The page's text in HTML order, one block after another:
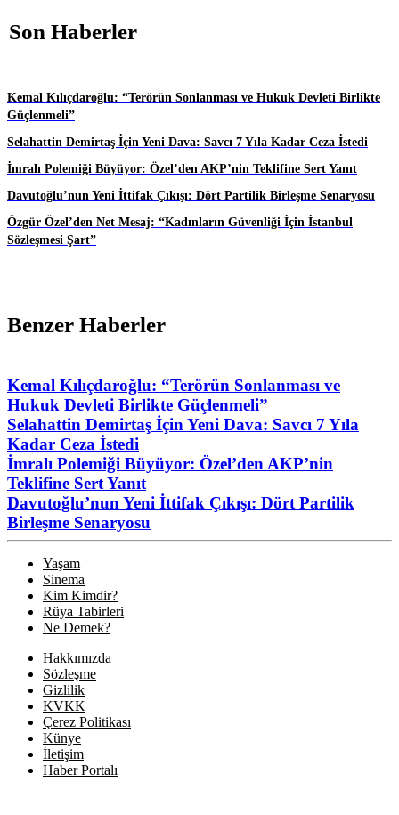
Son Haberler
Kemal Kılıçdaroğlu: “Terörün Sonlanması ve Hukuk Devleti Birlikte
Güçlenmeli”
Selahattin Demirtaş İçin Yeni Dava: Savcı 7 Yıla Kadar Ceza İstedi
İmralı Polemiği Büyüyor: Özel’den AKP’nin Teklifine Sert Yanıt
Davutoğlu’nun Yeni İttifak Çıkışı: Dört Partilik Birleşme Senaryosu
Özgür Özel’den Net Mesaj: “Kadınların Güvenliği İçin İstanbul
Sözleşmesi Şart”
Benzer Haberler
Kemal Kılıçdaroğlu: “Terörün Sonlanması ve
Hukuk Devleti Birlikte Güçlenmeli”
Selahattin Demirtaş İçin Yeni Dava: Savcı 7 Yıla
Kadar Ceza İstedi
İmralı Polemiği Büyüyor: Özel’den AKP’nin
Teklifine Sert Yanıt
Davutoğlu’nun Yeni İttifak Çıkışı: Dört Partilik
Birleşme Senaryosu
Yaşam
Sinema
Kim Kimdir?
Rüya Tabirleri
Ne Demek?
Hakkımızda
Sözleşme
Gizlilik
KVKK
Çerez Politikası
Künye
İletişim
Haber Portalı